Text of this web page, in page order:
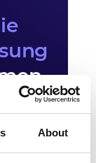
About
unsere
herunter.